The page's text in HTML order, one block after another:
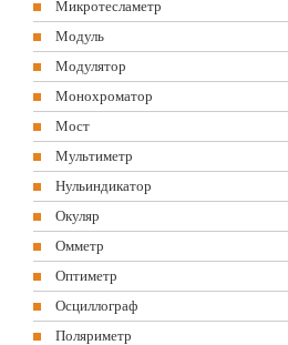
Микротесламетр
Модуль
Модулятор
Монохроматор
Мост
Мультиметр
Нульиндикатор
Окуляр
Омметр
Оптиметр
Осциллограф
Поляриметр